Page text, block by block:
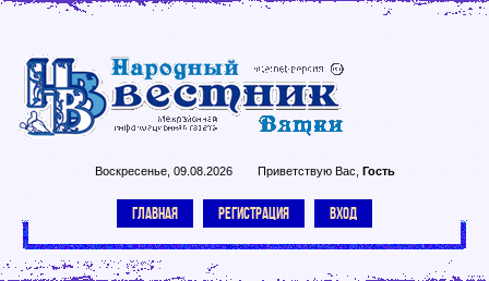
Воскресенье, 09.08.2026 Приветствую Вас Гость
ГЛАВНАЯ РЕГИСТРАЦИЯ ВХОД